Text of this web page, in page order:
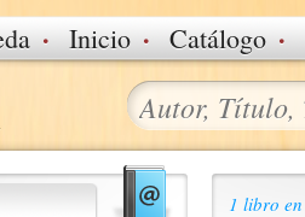
· Inicio · Catálogo ·
1 libro